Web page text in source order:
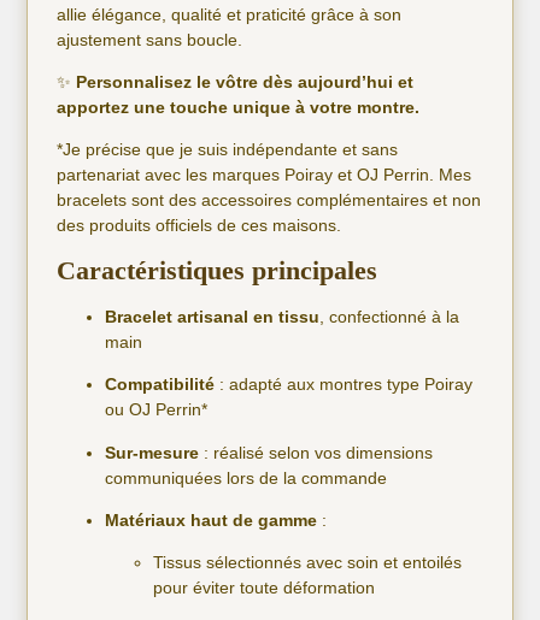
allie élégance, qualité et praticité grâce à son
ajustement sans boucle.
✨ Personnalisez le vôtre dès aujourd’hui et
apportez une touche unique à votre montre.
*Je précise que je suis indépendante et sans
partenariat avec les marques Poiray et OJ Perrin. Mes
bracelets sont des accessoires complémentaires et non
des produits officiels de ces maisons.
Caractéristiques principales
Bracelet artisanal en tissu , confectionné à la
main
Compatibilité : adapté aux montres type Poiray
ou OJ Perrin*
Sur-mesure : réalisé selon vos dimensions
communiquées lors de la commande
Matériaux haut de gamme :
Tissus sélectionnés avec soin et entoilés
pour éviter toute déformation